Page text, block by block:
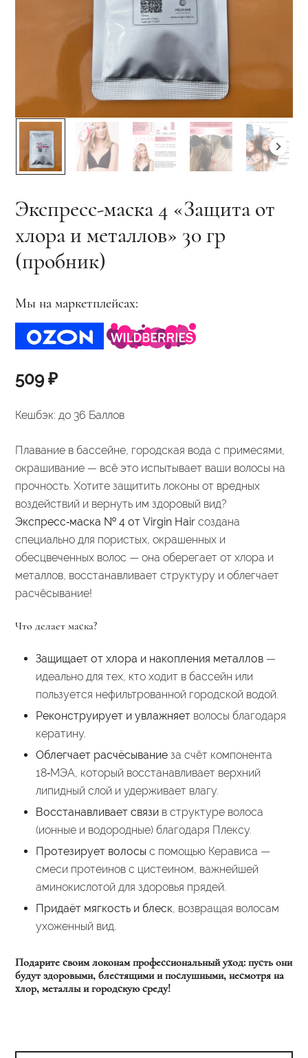
Экспресс-маска 4 «Защита от
хлора и металлов» 30 гр
(пробник)
Мы на маркетплейсах:
509₽
Кешбэк: до 36 Баллов
Плавание в бассейне, городская вода с примесями,
окрашивание — всё это испытывает ваши волосы на
прочность. Хотите защитить локоны от вредных
воздействий и вернуть им здоровый вид?
Экспресс‑маска № 4 от Virgin Hairсоздана
специально для пористых, окрашенных и
обесцвеченных волос — она оберегает от хлора и
металлов, восстанавливает структуру и облегчает
расчёсывание!
Что делает маска?
Защищает от хлора и накопления металлов—
идеально для тех, кто ходит в бассейн или
пользуется нефильтрованной городской водой.
Реконструирует и увлажняетволосы благодаря
кератину.
Облегчает расчёсываниеза счёт компонента
18‑МЭА, который восстанавливает верхний
липидный слой и удерживает влагу.
Восстанавливает связив структуре волоса
(ионные и водородные) благодаря Плексу.
Протезирует волосы с помощью Керависа —
смеси протеинов с цистеином, важнейшей
аминокислотой для здоровья прядей.
Придаёт мягкость и блеск , возвращая волосам
ухоженный вид.
Подарите своим локонам профессиональный уход: пусть они
будут здоровыми, блестящими и послушными, несмотря на
хлор, металлы и городскую среду!